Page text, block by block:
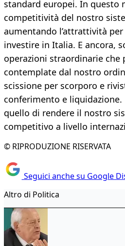
standard europei. In questo
competitività del nostro
aumentando l’attrattività
investire in Italia. E ancora,
operazioni straordinarie che
contemplate dal nostro
scissione per scorporo e
conferimento e liquidazione.
quello di rendere il nostro
competitivo a livello
© RIPRODUZIONE RISERVATA
Seguici anche su Google
Altro di Politica